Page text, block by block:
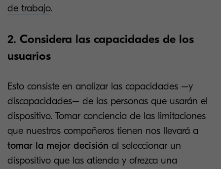
de trabajo.
2. Considera las capacidades de los
usuarios
Esto consiste en analizar las capacidades –y
discapacidades– de las personas que usarán el
dispositivo. Tomar conciencia de las limitaciones
que nuestros compañeros tienen nos llevará a
tomar la mejor decisión al seleccionar un
dispositivo que las atienda y ofrezca una